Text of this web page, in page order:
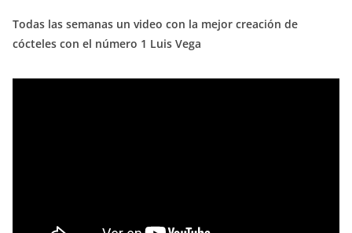
Todas las semanas un video con la mejor creación de
cócteles con el número 1 Luis Vega